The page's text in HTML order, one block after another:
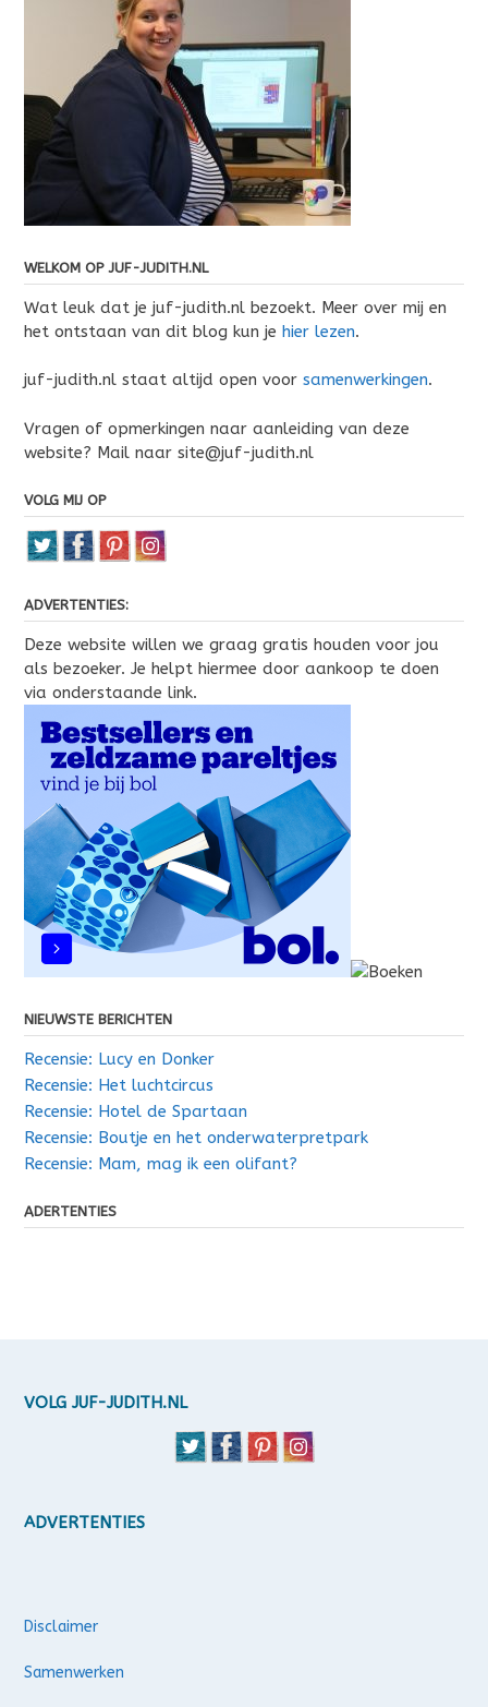
WELKOM OP JUF-JUDITH.NL
Wat leuk dat je juf-judith.nl bezoekt. Meer over mij en
het ontstaan van dit blog kun je hier lezen.
juf-judith.nl staat altijd open voor samenwerkingen.
Vragen of opmerkingen naar aanleiding van deze
website? Mail naar site@juf-judith.nl
VOLG MIJ OP
ADVERTENTIES:
Deze website willen we graag gratis houden voor jou
als bezoeker. Je helpt hiermee door aankoop te doen
via onderstaande link.
NIEUWSTE BERICHTEN
Recensie: Lucy en Donker
Recensie: Het luchtcircus
Recensie: Hotel de Spartaan
Recensie: Boutje en het onderwaterpretpark
Recensie: Mam, mag ik een olifant?
ADERTENTIES
VOLG JUF-JUDITH.NL
ADVERTENTIES
Disclaimer
Samenwerken